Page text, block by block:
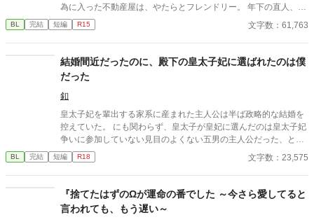
為に入った不動産屋は、やたらとフレンドリー。 年下の直人、中
学の同級生で妻となった志帆、そして別れた恋人の慎吾と妻の美
咲、絡まりまくった糸を解すことは出来るのか。そして本田 蓮
界のお話しです。気になる箇所が多々あると思いますが、さら〜
っと読んで頂けると有り難いです。 ＊初回2話、本編書き終わる
までは1日1話、10時投稿となります。
BL 完結 短編 R15 文字数：61,763
結婚間近だったのに、殿下の皇太子妃に選ばれたのは僕
だった
釦
皇太子妃を輩出する家系に産まれた主人公は半ば政略的な結婚を
控えていた。 にも関わらず、皇太子が皇妃に選んだのは皇太子妃
争いに参加していない見目のよくない五男の主人公だった、とい
うお話。
BL 完結 短編 R18 文字数：23,575
『捨てたはずのΩが運命の番でした ～今さら愛してると
言われても、もう遅い～